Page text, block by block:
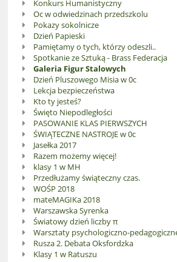
Konkurs Humanistyczny
Oc w odwiedzinach przedszkolu
Pokazy sokolnicze
Dzień Papieski
Pamiętamy o tych, którzy odeszli..
Spotkanie ze Sztuką - Brass Federacja
Galeria Figur Stalowych
Dzień Pluszowego Misia w 0c
Lekcja bezpieczeństwa
Kto ty jesteś?
Święto Niepodległości
PASOWANIE KLAS PIERWSZYCH
ŚWIĄTECZNE NASTROJE w 0c
Jasełka 2017
Razem możemy więcej!
klasy 1 w MH
Przedłużamy świąteczny czas.
WOŚP 2018
mateMAGIKa 2018
Warszawska Syrenka
Światowy dzień liczby π
Warsztaty psychologiczno-
Rusza 2. Debata Oksfordzka
Klasy 1 w Ratuszu